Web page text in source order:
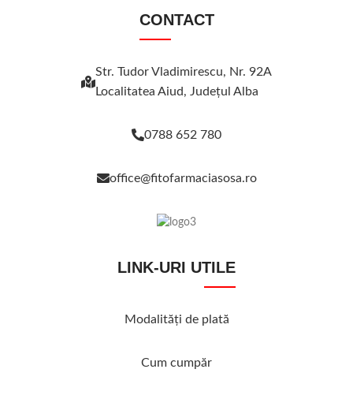
CONTACT
Str. Tudor Vladimirescu, Nr. 92A
Localitatea Aiud, Judeţul Alba
0788 652 780
office@fitofarmaciasosa.ro
LINK-URI UTILE
Modalităţi de plată
Cum cumpăr